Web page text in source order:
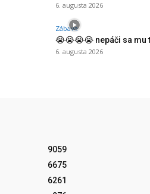
6. augusta 2026
Zábava
😭😭😭😭 nepáči sa mu
6. augusta 2026
9059
6675
6261